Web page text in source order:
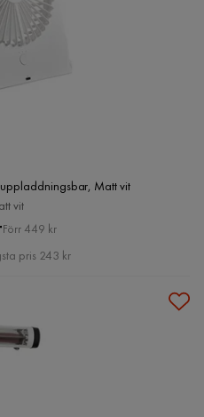
uppladdningsbar, Matt vit
vit
Pris
Original
Pris
Förr 449 kr
pris 243 kr